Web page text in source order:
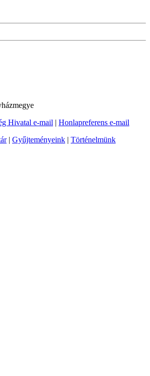
Hivatal e-mail | Honlapreferens e-mail
| Gyűjteményeink | Történelmünk